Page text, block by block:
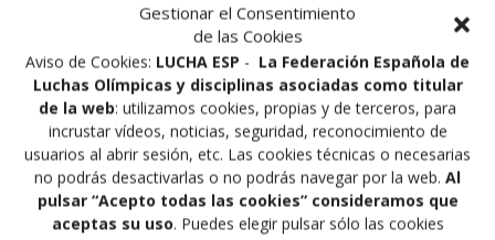
Gestionar el Consentimiento
de las Cookies
Aviso de Cookies: LUCHA ESP - La Federación Española de
Luchas Olímpicas y disciplinas asociadas como titular
de la web: utilizamos cookies, propias y de terceros, para
incrustar vídeos, noticias, seguridad, reconocimiento de
usuarios al abrir sesión, etc. Las cookies técnicas o necesarias
no podrás desactivarlas o no podrás navegar por la web. Al
pulsar “Acepto todas las cookies” consideramos que
aceptas su uso. Puedes elegir pulsar sólo las cookies
Finalizaron los Campeonatos del Mundo de Sambo
2019 en Corea con un buen balance para el equipo
español que consiguió dos medallas de bronce de
CRISTINA CASAS y de PAULA MARTÍNEZ un quinto
puesto de EVADNE HUECAS y un séptimo puesto de
ADRIÁN LABRADO, igualmente felicitar al resto del
equipo que ganaron combates y demostraron que
pueden conseguir buenos resultados en próximos